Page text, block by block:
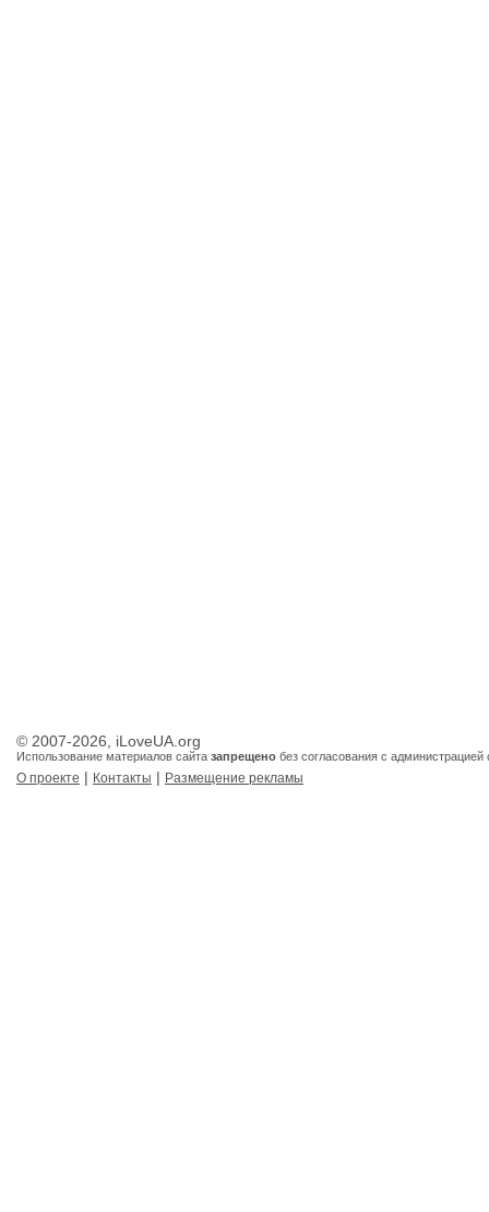
© 2007-2026, iLoveUA.org
Использование материалов сайта запрещено без согласования с администрацией
О проекте | Контакты | Размещение рекламы